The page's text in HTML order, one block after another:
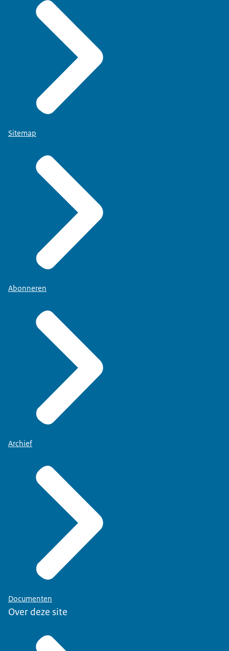
Sitemap
Abonneren
Archief
Documenten
Over deze site